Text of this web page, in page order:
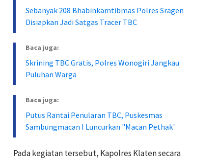
Sebanyak 208 Bhabinkamtibmas Polres Sragen
Disiapkan Jadi Satgas Tracer TBC
Baca juga:
Skrining TBC Gratis, Polres Wonogiri Jangkau
Puluhan Warga
Baca juga:
Putus Rantai Penularan TBC, Puskesmas
Sambungmacan I Luncurkan "Macan Pethak'
Pada kegiatan tersebut, Kapolres Klaten secara